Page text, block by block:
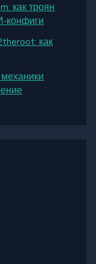
как троян
как